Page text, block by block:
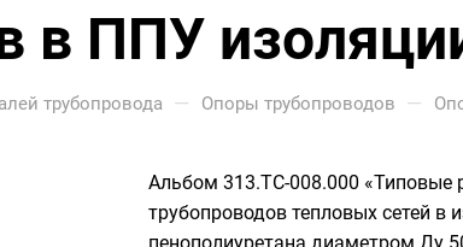
в ППУ
трубопровода — Опоры трубопроводов —
Альбом 313.ТС-008.000 «Типовые
трубопроводов тепловых сетей в